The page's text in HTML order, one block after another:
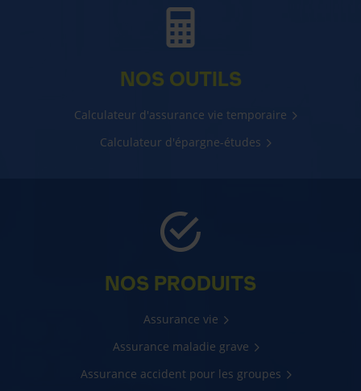
NOS OUTILS
Calculateur d'assurance vie temporaire
Calculateur d'épargne-études
NOS PRODUITS
Assurance vie
Assurance maladie grave
Assurance accident pour les groupes